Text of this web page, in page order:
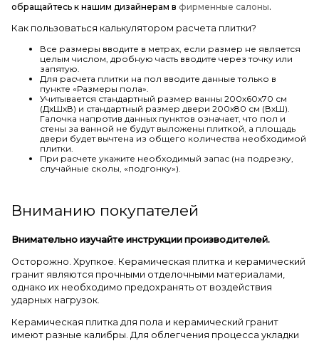
обращайтесь к нашим дизайнерам в фирменные салоны.
Как пользоваться калькулятором расчета плитки?
Все размеры вводите в метрах, если размер не является
целым числом, дробную часть вводите через точку или
запятую.
Для расчета плитки на пол вводите данные только в
пункте «Размеры пола».
Учитывается стандартный размер ванны 200х60х70 см
(ДхШхВ) и стандартный размер двери 200х80 см (ВхШ).
Галочка напротив данных пунктов означает, что пол и
стены за ванной не будут выложены плиткой, а площадь
двери будет вычтена из общего количества необходимой
плитки.
При расчете укажите необходимый запас (на подрезку,
случайные сколы, «подгонку»).
Вниманию покупателей
Внимательно изучайте инструкции производителей.
Осторожно. Хрупкое. Керамическая плитка и керамический
гранит являются прочными отделочными материалами,
однако их необходимо предохранять от воздействия
ударных нагрузок.
Керамическая плитка для пола и керамический гранит
имеют разные калибры. Для облегчения процесса укладки